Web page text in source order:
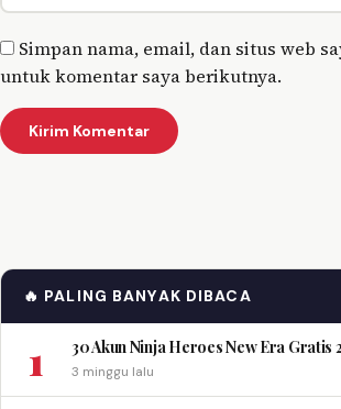
Simpan nama, email, dan situs web
untuk komentar saya berikutnya.
🔥 PALING BANYAK DIBACA
1 30 Akun Ninja Heroes New Era Gratis
3 minggu lalu